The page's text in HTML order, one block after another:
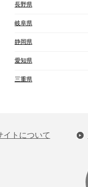
長野県
岐阜県
静岡県
愛知県
三重県
イトについて